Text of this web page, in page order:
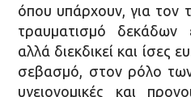
όπου υπάρχουν, για τον
τραυματισμό δεκάδων
αλλά διεκδικεί και ίσες
σεβασμό, στον ρόλο των
υγειονομικές και